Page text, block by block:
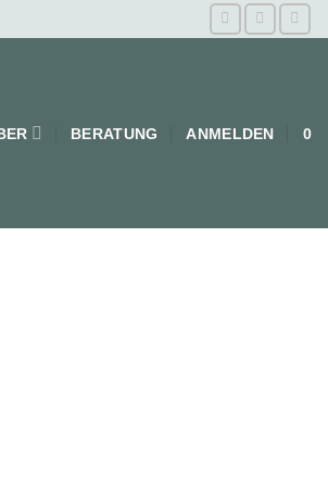
BERATUNG ANMELDEN 0